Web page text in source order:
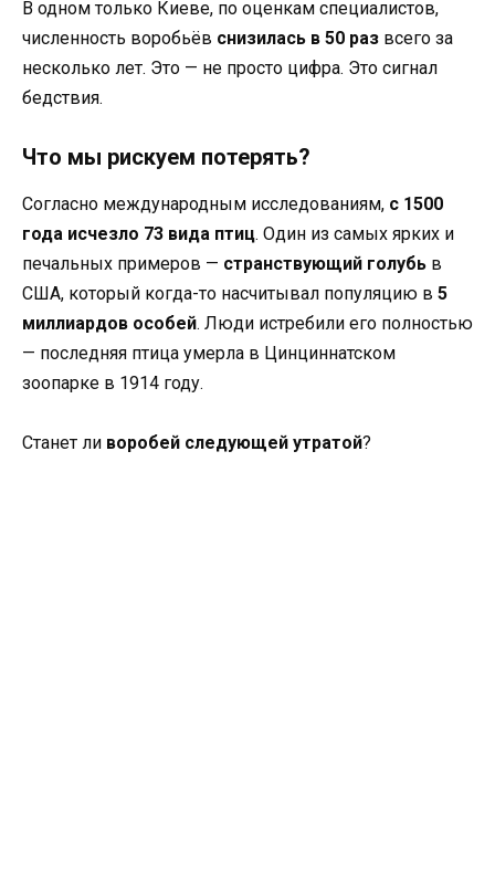
В одном только Киеве, по оценкам специалистов,
численность воробьёв снизилась в 50 раз всего за
несколько лет. Это — не просто цифра. Это сигнал
бедствия.
Что мы рискуем потерять?
Согласно международным исследованиям, с 1500
года исчезло 73 вида птиц. Один из самых ярких и
печальных примеров — странствующий голубь в
США, который когда-то насчитывал популяцию в 5
миллиардов особей. Люди истребили его полностью
— последняя птица умерла в Цинциннатском
зоопарке в 1914 году.
Станет ли воробей следующей утратой?